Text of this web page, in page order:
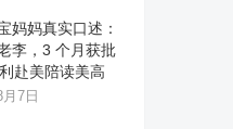
妈妈真实口述：
李，3 个月获批
赴美陪读美高
7日